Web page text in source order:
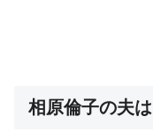
相原倫子の夫